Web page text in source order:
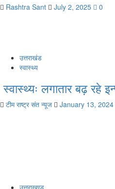
Rashtra Sant July 2, 2025 0
उत्तराखंड
स्वास्थ्य
स्वास्थ्यः लगातार बढ़ रहे
टीम राष्ट्र संत न्यूज January 13, 2024